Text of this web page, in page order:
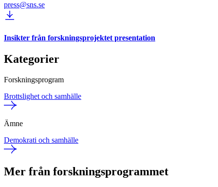
press@sns.se
Insikter från forskningsprojektet presentation
Kategorier
Forskningsprogram
Brottslighet och samhälle
Ämne
Demokrati och samhälle
Mer från forskningsprogrammet